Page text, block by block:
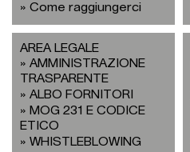
Come raggiungerci
AREA LEGALE
AMMINISTRAZIONE
TRASPARENTE
ALBO FORNITORI
MOG 231 E CODICE
ETICO
WHISTLEBLOWING